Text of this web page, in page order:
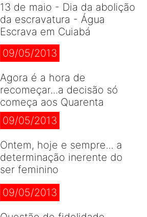
13 de maio - Dia da abolição
da escravatura - Água
Escrava em Cuiabá
09/05/2013
Agora é a hora de
recomeçar...a decisão só
começa aos Quarenta
09/05/2013
Ontem, hoje e sempre... a
determinação inerente do
ser feminino
09/05/2013